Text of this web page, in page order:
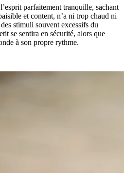
parfaitement tranquille, sachant
et content, n’a ni trop chaud ni
stimuli souvent excessifs du
se sentira en sécurité, alors que
à son propre rythme.